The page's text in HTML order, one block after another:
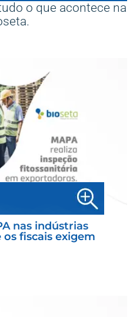
o que acontece na
nas indústrias
fiscais exigem